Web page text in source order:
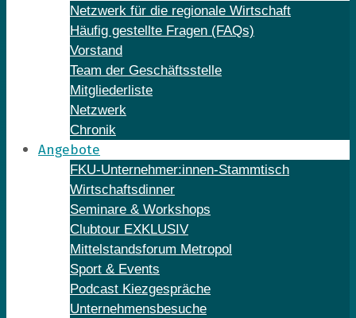
Netzwerk für die regionale Wirtschaft
Häufig gestellte Fragen (FAQs)
Vorstand
Team der Geschäftsstelle
Mitgliederliste
Netzwerk
Chronik
Angebote
FKU-Unternehmer:innen-Stammtisch
Wirtschaftsdinner
Seminare & Workshops
Clubtour EXKLUSIV
Mittelstandsforum Metropol
Sport & Events
Podcast Kiezgespräche
Unternehmensbesuche